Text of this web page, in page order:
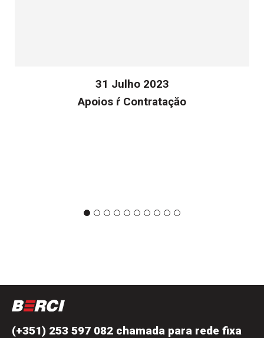
31 Julho 2023
Apoios ŕ Contrataçăo
(+351) 253 597 082 chamada para rede fixa